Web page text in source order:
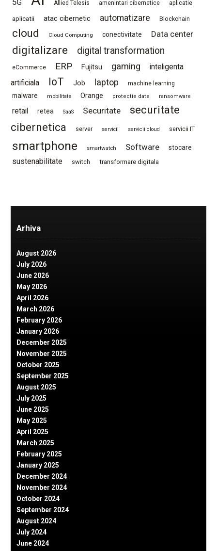
5G Allied Telesis amenintari cibernetice aplicatie
aplicatii atac cibernetic automatizare Blockchain
cloud Cloud Computing conectivitate Data center
digitalizare digital transformation
eCommerce ERP Fujitsu gaming
inteligenta
artificiala
IoT Job laptop machine learning
malware mobilitate Orange protectie date ransomware
retail retea SaaS Securitate
securitate
cibernetica
server servicii servicii cloud servicii IT
smartphone smartwatch Software stocare
sustenabilitate switch transformare digitala
Arhiva
August 2026
July 2026
June 2026
May 2026
April 2026
March 2026
February 2026
January 2026
December 2025
November 2025
October 2025
September 2025
August 2025
July 2025
June 2025
May 2025
April 2025
March 2025
February 2025
January 2025
December 2024
November 2024
October 2024
September 2024
August 2024
July 2024
June 2024